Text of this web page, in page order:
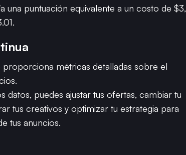
una puntuación equivalente a un costo de $3,
proporciona métricas detalladas sobre el
datos, puedes ajustar tus ofertas, cambiar tu
tus creativos y optimizar tu estrategia para
tus anuncios.